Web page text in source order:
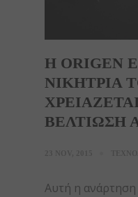
Η ORIGEN
ΝΙΚΗΤΡΙΑ
ΒΕΛΤΙΩΣΗ
Αυτή η ανάρτηση